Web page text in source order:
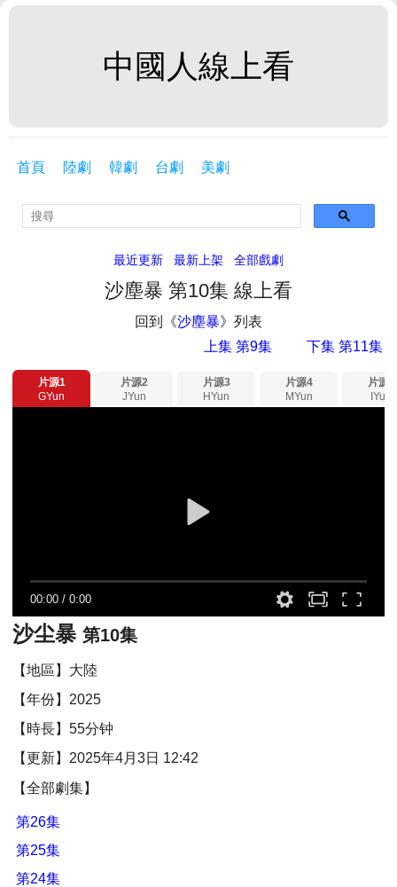
中國人線上看
首頁 陸劇 韓劇 台劇 美劇
最近更新 最新上架 全部戲劇
沙塵暴 第10集 線上看
回到《沙塵暴》列表
下集 第11集
上集 第9集
片源1
GYun
片源2
JYun
片源3
HYun
片源4
MYun
片源5
IYun
00:00 /0:00
沙尘暴第10集
【地區】大陸
【年份】2025
【時長】55分钟
【更新】2025年4月3日 12:42
【全部劇集】
第26集
第25集
第24集